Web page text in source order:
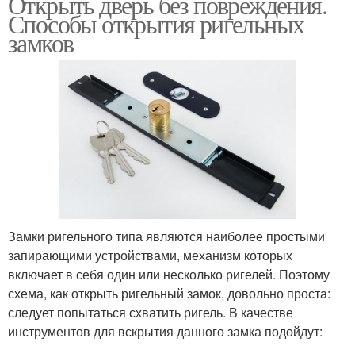
Способы открытия ригельных
замков
Замки ригельного типа являются наиболее простыми
запирающими устройствами, механизм которых
включает в себя один или несколько ригелей. Поэтому
схема, как открыть ригельный замок, довольно проста:
следует попытаться схватить ригель. В качестве
инструментов для вскрытия данного замка подойдут: